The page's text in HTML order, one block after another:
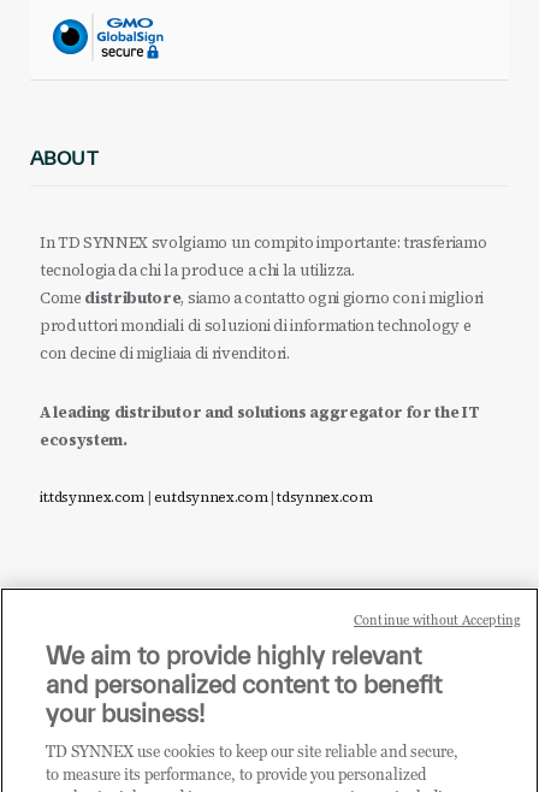
ABOUT
In TD SYNNEX svolgiamo un compito importante: trasferiamo
tecnologia da chi la produce a chi la utilizza.
Come distributore, siamo a contatto ogni giorno con i migliori
produttori mondiali di soluzioni di information technology e
con decine di migliaia di rivenditori.
A leading distributor and solutions aggregator for the IT
ecosystem.
it.tdsynnex.com|eu.tdsynnex.com|tdsynnex.com
Sei un rivenditore di tecnologia e desideri acquistare
i prodotti o le soluzioni trattate sul blog?
CLICCA QUI E DIVENTA
CLIENTE TD SYNNEX
We aim to provide highly relevant
and personalized content to benefit
your business!
TD SYNNEX use cookies to keep our site reliable and secure,
to measure its performance, to provide you personalized
Continue without Accepting